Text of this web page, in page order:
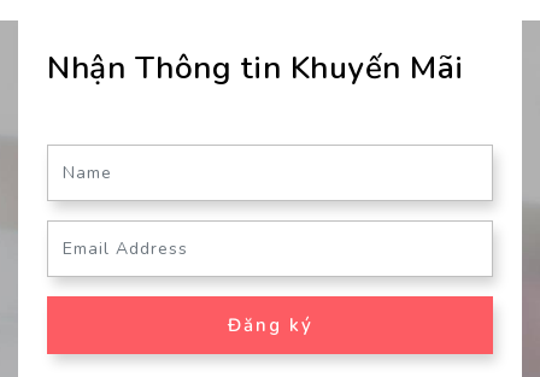
Nhận Thông tin Khuyến Mãi
Đăng ký